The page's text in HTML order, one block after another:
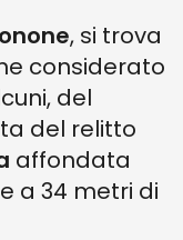
, si trova
considerato
del
del relitto
affondata
a 34 metri di